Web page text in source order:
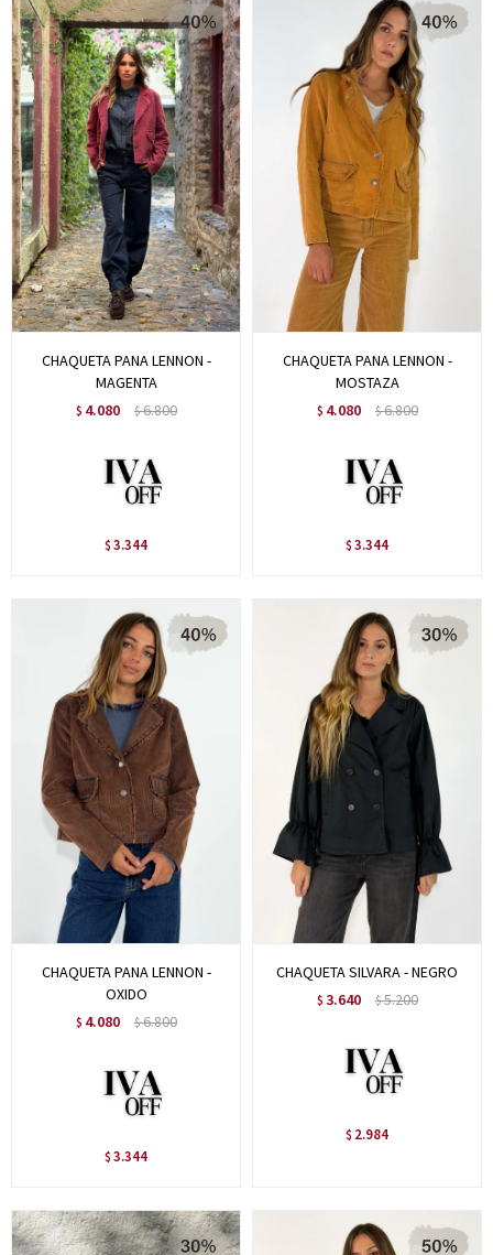
CHAQUETA PANA LENNON -
MAGENTA
$ 4.080 $6.800
$ 3.344
CHAQUETA PANA LENNON -
MOSTAZA
$ 4.080 $6.800
$ 3.344
CHAQUETA PANA LENNON -
OXIDO
$ 4.080 $6.800
$ 3.344
CHAQUETA SILVARA - NEGRO
$ 3.640 $5.200
$ 2.984